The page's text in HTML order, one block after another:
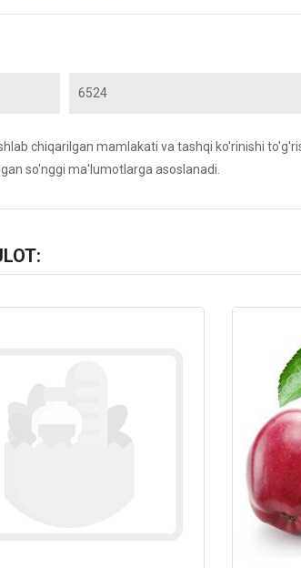
6524
chiqarilgan mamlakati va tashqi ko'rinishi
so'nggi ma'lumotlarga asoslanadi.